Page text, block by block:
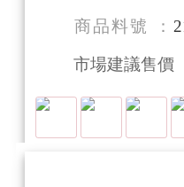
商品料號
市場建議售價